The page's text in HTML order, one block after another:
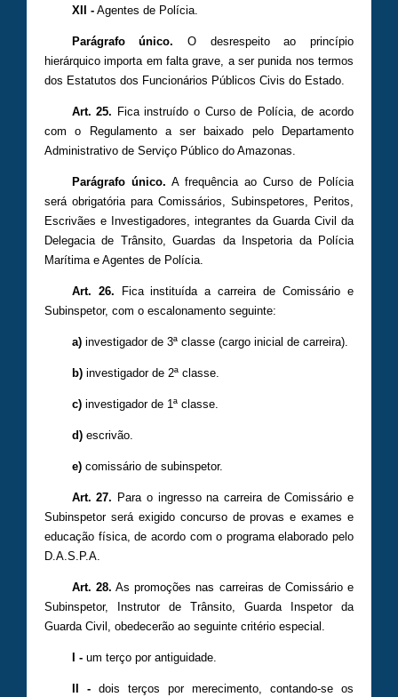
XII -Agentes de Polícia.
Parágrafo único. O desrespeito ao princípio
hierárquico importa em falta grave, a ser punida nos termos
dos Estatutos dos Funcionários Públicos Civis do Estado.
Art. 25. Fica instruído o Curso de Polícia, de acordo
com o Regulamento a ser baixado pelo Departamento
Administrativo de Serviço Público do Amazonas.
Parágrafo único. A frequência ao Curso de Polícia
será obrigatória para Comissários, Subinspetores, Peritos,
Escrivães e Investigadores, integrantes da Guarda Civil da
Delegacia de Trânsito, Guardas da Inspetoria da Polícia
Marítima e Agentes de Polícia.
Art. 26. Fica instituída a carreira de Comissário e
Subinspetor, com o escalonamento seguinte:
a)investigador de 3ª classe (cargo inicial de carreira).
b)investigador de 2ª classe.
c)investigador de 1ª classe.
d)escrivão.
e)comissário de subinspetor.
Art. 27. Para o ingresso na carreira de Comissário e
Subinspetor será exigido concurso de provas e exames e
educação física, de acordo com o programa elaborado pelo
D.A.S.P.A.
Art. 28. As promoções nas carreiras de Comissário e
Subinspetor, Instrutor de Trânsito, Guarda Inspetor da
Guarda Civil, obedecerão ao seguinte critério especial.
I -um terço por antiguidade.
II -dois terços por merecimento, contando-se os